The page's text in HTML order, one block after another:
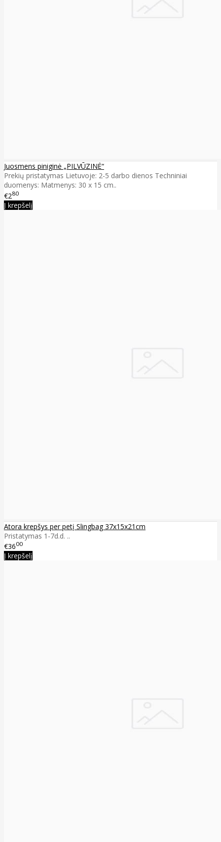
Juosmens piniginė „PILVŪZINĖ“
Prekių pristatymas Lietuvoje: 2-5 darbo dienos Techniniai
duomenys: Matmenys: 30 x 15 cm..
€280
Į krepšelį
Atora krepšys per petį Slingbag 37x15x21cm
Pristatymas 1-7d.d. ..
€3600
Į krepšelį